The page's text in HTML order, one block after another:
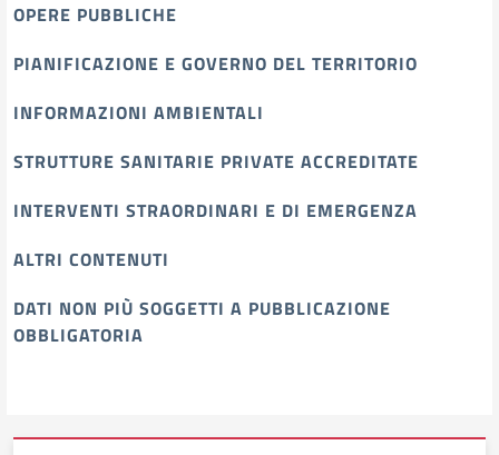
OPERE PUBBLICHE
PIANIFICAZIONE E GOVERNO DEL TERRITORIO
INFORMAZIONI AMBIENTALI
STRUTTURE SANITARIE PRIVATE ACCREDITATE
INTERVENTI STRAORDINARI E DI EMERGENZA
ALTRI CONTENUTI
DATI NON PIÙ SOGGETTI A PUBBLICAZIONE
OBBLIGATORIA